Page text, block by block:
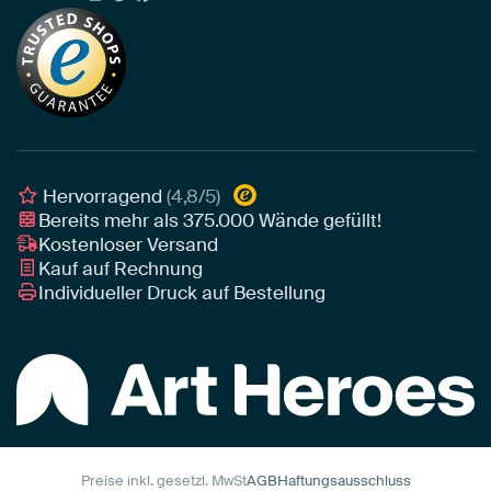
Neuheiten
Alu-Dibond
Tapete
Leinwand
Leinwand für draußen
Die richtige Größe bestimmen
Akustik-Tipps
Tipps von unseren Botschaftern
Individuelle Einrichtungsberatung
Nachhaltigkeit
Unser Team
Botschafter
Awards und Preise
Art Heroes App
Hervorragend(4,8/5)
Bereits mehr als375.000Wände gefüllt!
Kostenloser Versand
Kauf auf Rechnung
Individueller Druck auf Bestellung
Preise inkl. gesetzl. MwStAGBHaftungsausschluss